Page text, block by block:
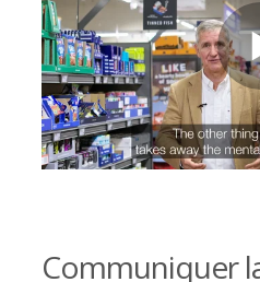
Communiquer